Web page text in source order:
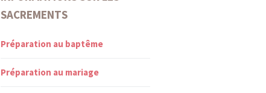
SACREMENTS
Préparation au baptême
Préparation au mariage